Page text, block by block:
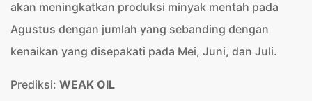
akan meningkatkan produksi minyak mentah pada
Agustus dengan jumlah yang sebanding dengan
kenaikan yang disepakati pada Mei, Juni, dan Juli.
Prediksi: WEAK OIL